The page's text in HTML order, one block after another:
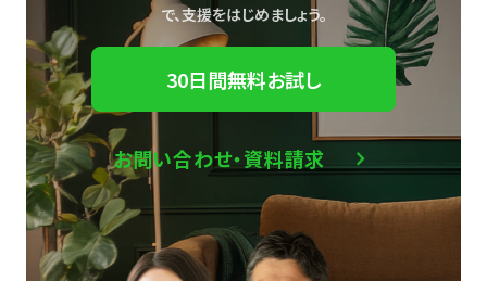
で、支援をはじめましょう。
30日間無料お試し
お問い合わせ・資料請求